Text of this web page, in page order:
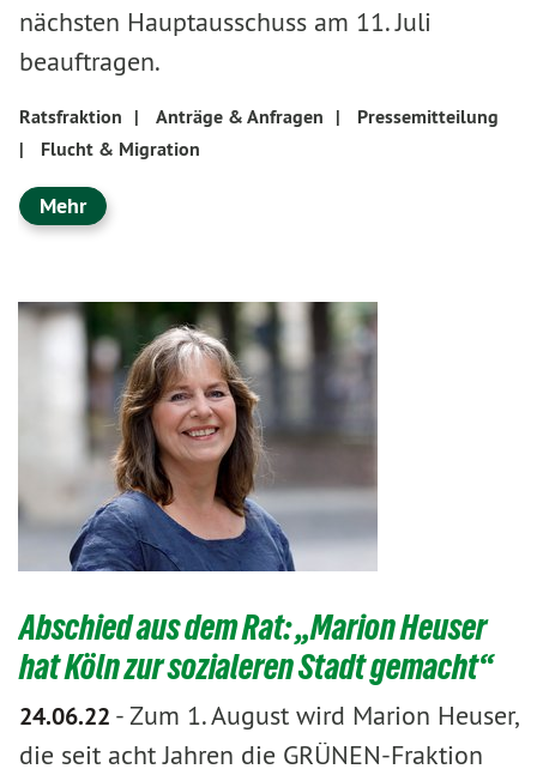
nächsten Hauptausschuss am 11. Juli
beauftragen.
Ratsfraktion | Anträge & Anfragen |
Pressemitteilung
|
Flucht & Migration
Mehr
Abschied aus dem Rat: „Marion Heuser
hat Köln zur sozialeren Stadt gemacht“
24.06.22 -Zum 1. August wird Marion Heuser,
die seit acht Jahren die GRÜNEN-Fraktion